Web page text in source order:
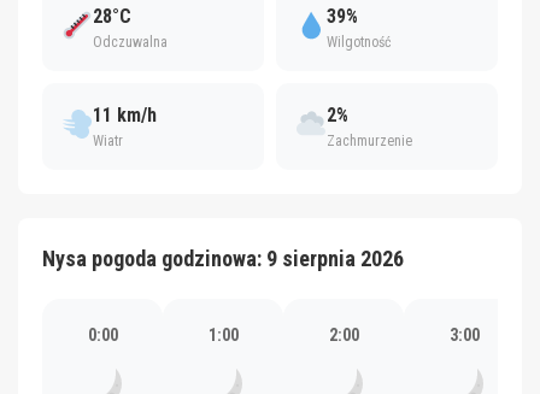
28°C
Odczuwalna
39%
Wilgotność
11 km/h
Wiatr
2%
Zachmurzenie
Nysa pogoda godzinowa: 9 sierpnia 2026
0:00 1:00 2:00 3:00